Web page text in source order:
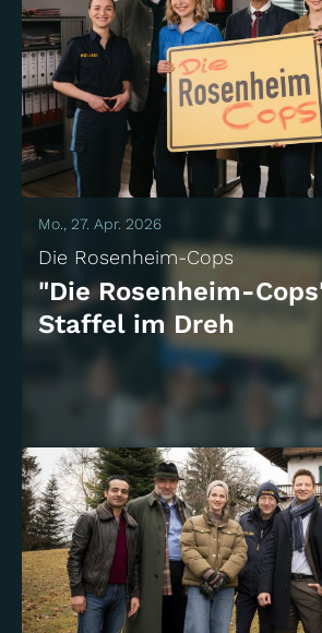
Mo., 27. Apr. 2026
Die Rosenheim-Cops
"Die Rosenheim-
Staffel im Dreh